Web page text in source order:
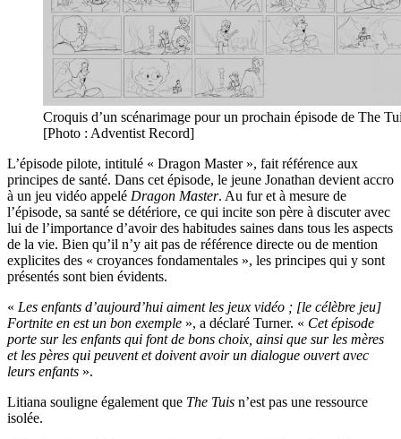
Croquis d’un scénarimage pour un prochain épisode de The
[Photo : Adventist Record]
L’épisode pilote, intitulé « Dragon Master », fait référence aux
principes de santé. Dans cet épisode, le jeune Jonathan devient accro
à un jeu vidéo appelé Dragon Master. Au fur et à mesure de
l’épisode, sa santé se détériore, ce qui incite son père à discuter avec
lui de l’importance d’avoir des habitudes saines dans tous les aspects
de la vie. Bien qu’il n’y ait pas de référence directe ou de mention
explicites des « croyances fondamentales », les principes qui y sont
présentés sont bien évidents.
« Les enfants d’aujourd’hui aiment les jeux vidéo ; [le célèbre jeu]
Fortnite en est un bon exemple », a déclaré Turner. « Cet épisode
porte sur les enfants qui font de bons choix, ainsi que sur les mères
et les pères qui peuvent et doivent avoir un dialogue ouvert avec
leurs enfants ».
Litiana souligne également que The Tuis n’est pas une ressource
isolée.